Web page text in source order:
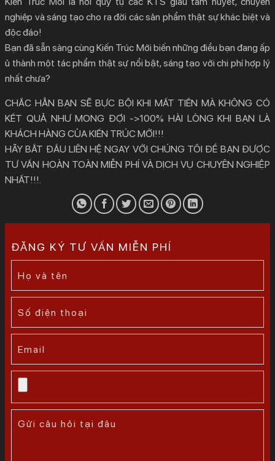
nghiệp và sáng tạo cho ra đời các sản phẩm thật sự khác biệt và
độc đáo!
Bạn đã sẵn sàng cùng Kiến Trúc Mới biến những điều bạn đang ấp
ủ thành một tác phẩm thật sự nổi bật, sáng tạo với chi phí hợp lý
nhất chưa?
CHẮC HẲN BẠN SẼ BỰC BỘI KHI MẤT TIỀN MÀ KHÔNG CÓ
KẾT QUẢ NHƯ MONG ĐỢI ->100% HÀI LÒNG KHI BẠN LÀ
KHÁCH HÀNG CỦA KIẾN TRÚC MỚI!!!
HÃY BẮT ĐẦU LIÊN HỆ NGAY VỚI CHÚNG TÔI ĐỂ BẠN ĐƯỢC
TƯ VẤN HOÀN TOÀN MIỄN PHÍ VÀ DỊCH VỤ CHUYÊN NGHIỆP
NHẤT!!!.
ĐĂNG KÝ TƯ VẤN MIỄN PHÍ